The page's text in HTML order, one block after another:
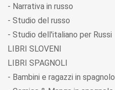
- Narrativa in russo
- Studio del russo
- Studio dell'italiano per Russi
LIBRI SLOVENI
LIBRI SPAGNOLI
- Bambini e ragazzi in spagnolo